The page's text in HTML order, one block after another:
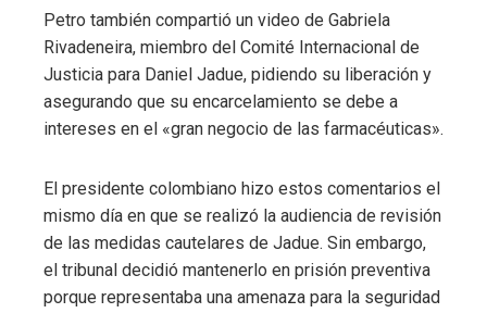
Petro también compartió un video de Gabriela
Rivadeneira, miembro del Comité Internacional de
Justicia para Daniel Jadue, pidiendo su liberación y
asegurando que su encarcelamiento se debe a
intereses en el «gran negocio de las farmacéuticas».
El presidente colombiano hizo estos comentarios el
mismo día en que se realizó la audiencia de revisión
de las medidas cautelares de Jadue. Sin embargo,
el tribunal decidió mantenerlo en prisión preventiva
porque representaba una amenaza para la seguridad